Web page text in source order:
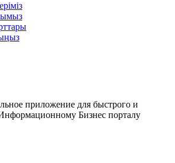
приложение для быстрого и
Бизнес порталу